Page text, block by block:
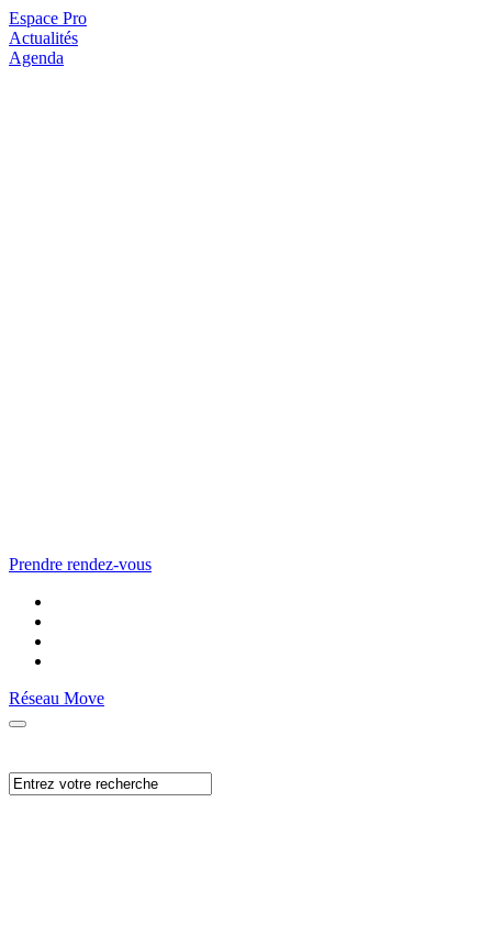
Espace Pro
Actualités
Agenda
Prendre rendez-vous
Réseau Move